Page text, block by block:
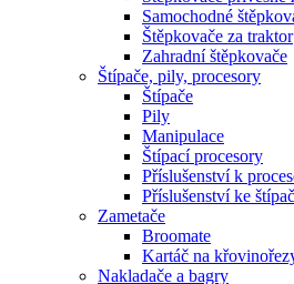
Samochodné
Štěpkovače za traktor
Zahradní štěpkovače
Štípače, pily, procesory
Štípače
Pily
Manipulace
Štípací procesory
Příslušenství k
Příslušenství ke
Zametače
Broomate
Kartáč na
Nakladače a bagry